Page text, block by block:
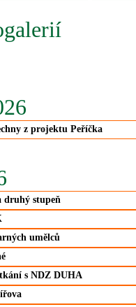
z projektu Peříčka
druhý stupeň
umělců
s NDZ DUHA